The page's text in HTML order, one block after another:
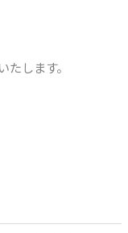
します。